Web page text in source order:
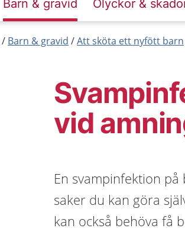
Barn & gravid Olyckor &
Barn & gravid Att sköta ett nyfött barn
vid
En svampinfektion
saker du kan göra
kan också behöva få